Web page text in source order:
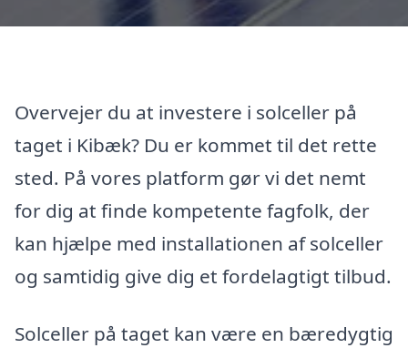
Overvejer du at investere i solceller på
taget i Kibæk? Du er kommet til det rette
sted. På vores platform gør vi det nemt
for dig at finde kompetente fagfolk, der
kan hjælpe med installationen af solceller
og samtidig give dig et fordelagtigt tilbud.
Solceller på taget kan være en bæredygtig